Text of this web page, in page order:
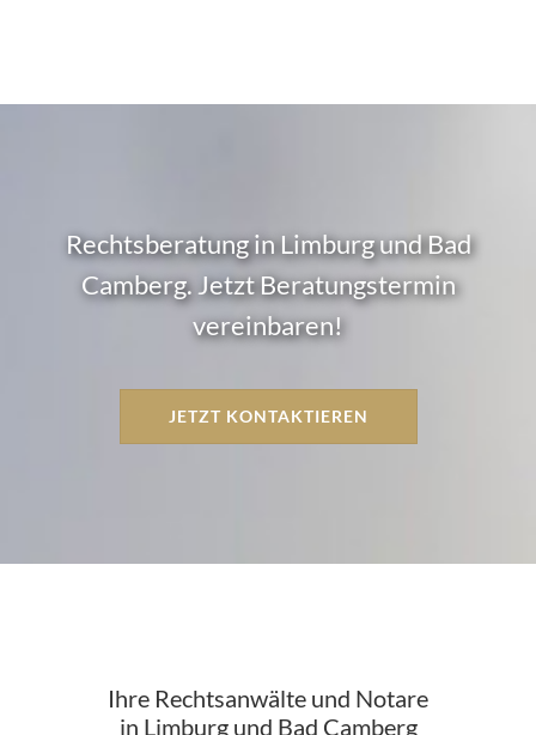
Rechtsberatung in Limburg und Bad
Camberg. Jetzt Beratungstermin
vereinbaren!
JETZT KONTAKTIEREN
Ihre Rechtsanwälte und Notare
in Limburg und Bad Camberg